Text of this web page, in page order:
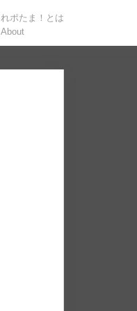
れポたま！とは
About